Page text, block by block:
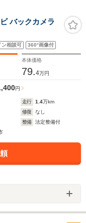
バックカメラ
ン相談可 360°画像付
本体価格
79.4万円
円
走行 1.4万km
修復
なし
整備
法定整備付